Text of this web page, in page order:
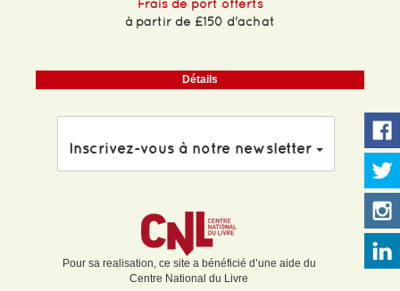
Frais de port offerts
à partir de £150 d'achat
Détails
Inscrivez-vous à notre newsletter
Pour sa realisation, ce site a bénéficié d’une aide du
Centre National du Livre